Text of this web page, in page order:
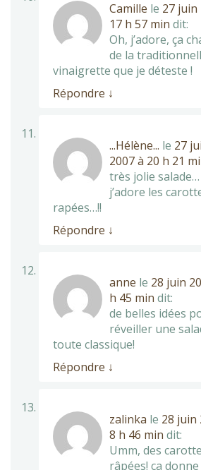
Camille le 27 juin
17 h 57 min dit:
Oh, j’adore, ça
de la
vinaigrette que je déteste !
Répondre ↓
...Hélène... le 27
2007 à 20 h 21
très jolie salade…
j’adore les
rapées…!!
Répondre ↓
anne le 28 juin
h 45 min dit:
de belles idées
réveiller une
toute classique!
Répondre ↓
zalinka le 28 juin
8 h 46 min dit:
Umm, des
râpées! ça donne